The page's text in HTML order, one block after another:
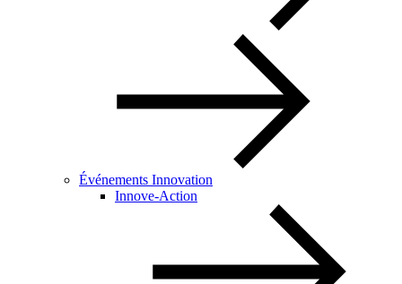
Événements Innovation
Innove-Action